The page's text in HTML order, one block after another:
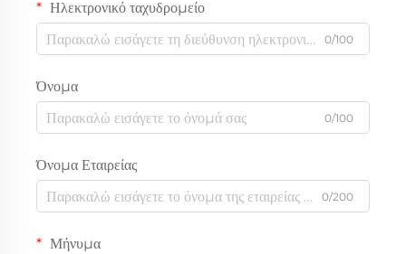
Ηλεκτρονικό ταχυδρομείο
0/100
Όνομα
0/100
Όνομα Εταιρείας
0/200
Μήνυμα